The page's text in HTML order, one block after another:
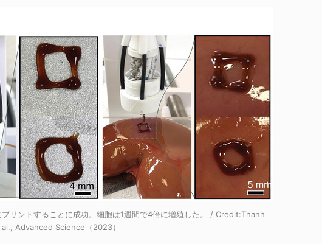
リントすることに成功。細胞は1週間で4倍に増殖した。 / Credit:Thanh
Advanced Science（2023）